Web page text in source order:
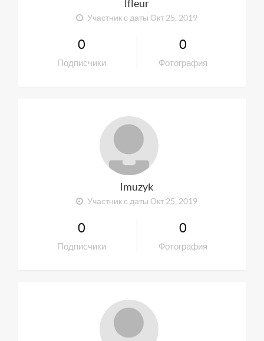
lfleur
Участник с даты Окт 25, 2019
0
Подписчики
0
Фотография
lmuzyk
Участник с даты Окт 25, 2019
0
Подписчики
0
Фотография